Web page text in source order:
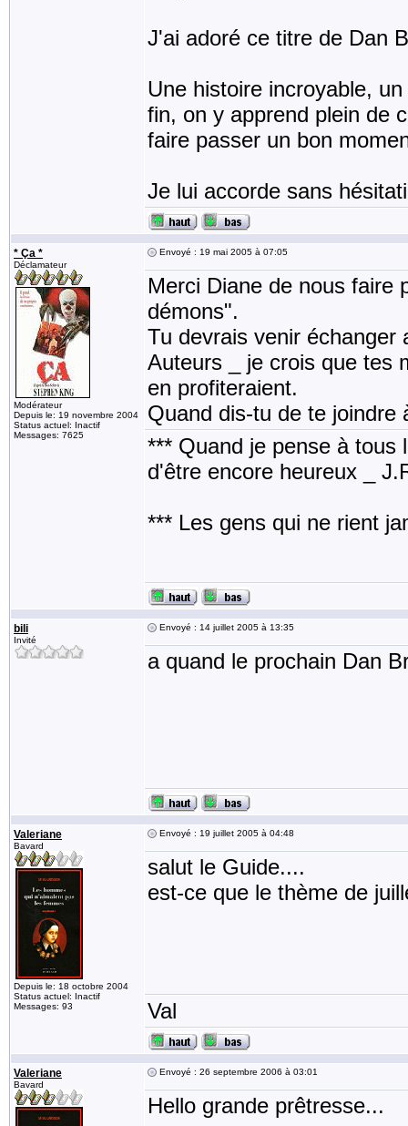
J'ai adoré ce titre de Dan
Une histoire incroyable,
fin, on y apprend plein de
faire passer un bon
Je lui accorde sans
* Ça *
Déclamateur
Modérateur
Depuis le: 19 novembre 2004
Status actuel: Inactif
Messages: 7625
Envoyé : 19 mai 2005 à 07:05
Merci Diane de nous faire
démons".
Tu devrais venir échanger
Auteurs _ je crois que tes
en profiteraient.
Quand dis-tu de te
*** Quand je pense à tous
d'être encore heureux _
*** Les gens qui ne rient
bili
Invité
Envoyé : 14 juillet 2005 à 13:35
a quand le prochain Dan
Valeriane
Bavard
Depuis le: 18 octobre 2004
Status actuel: Inactif
Messages: 93
Envoyé : 19 juillet 2005 à 04:48
salut le Guide....
est-ce que le thème de
Val
Valeriane
Bavard
Envoyé : 26 septembre 2006 à 03:01
Hello grande prêtresse...